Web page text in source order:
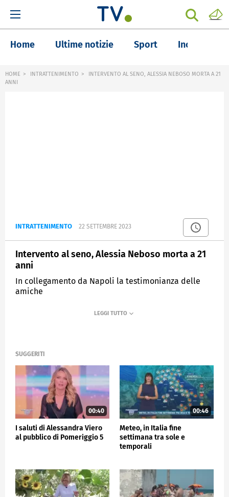
Home Ultime notizie Sport Inchieste
HOME INTRATTENIMENTO
INTERVENTO AL SENO, ALESSIA NEBOSO MORTA A 21
ANNI
INTRATTENIMENTO 22 SETTEMBRE 2023
Intervento al seno, Alessia Neboso morta a 21
anni
In collegamento da Napoli la testimonianza delle
amiche
POMERIGGIO CINQUE
SUGGERITI
00:40
I saluti di Alessandra Viero
al pubblico di Pomeriggio 5
00:46
Meteo, in Italia fine
settimana tra sole e
temporali